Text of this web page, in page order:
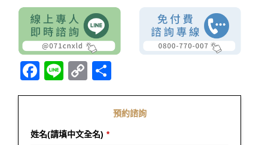
Facebook
LineCopy
Link
享
預約諮詢
姓名(請填中文全名) *